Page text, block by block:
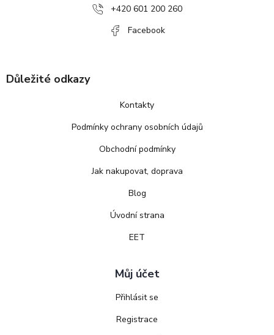
+420 601 200 260
Facebook
Důležité odkazy
Kontakty
Podmínky ochrany osobních údajů
Obchodní podmínky
Jak nakupovat, doprava
Blog
Úvodní strana
EET
Můj účet
Přihlásit se
Registrace